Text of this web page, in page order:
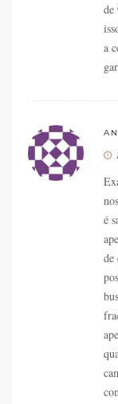
de
a
é
de